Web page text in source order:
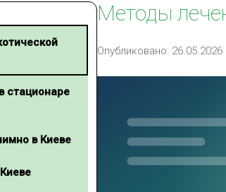
стационаре
в Киеве
Методы
Опубликовано: 26.05.2026